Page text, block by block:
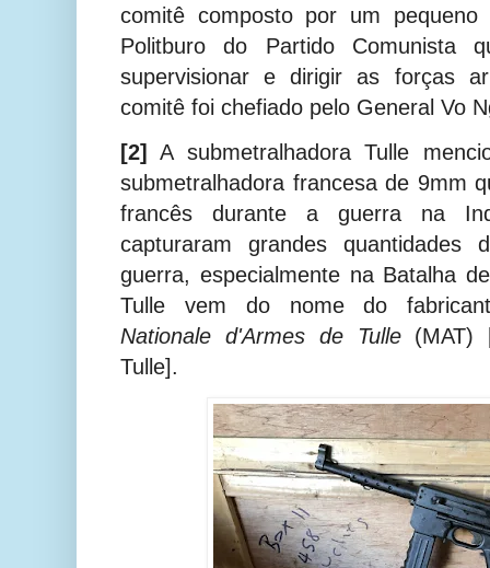
comitê composto por um
Politburo do Partido Comunista
supervisionar e dirigir as forças
comitê foi chefiado pelo General Vo
[2]
A submetralhadora Tulle
submetralhadora francesa de 9mm
francês durante a guerra na
capturaram grandes quantidades
guerra, especialmente na Batalha
Tulle vem do nome do
Nationale d'Armes de Tulle(MAT)
Tulle].